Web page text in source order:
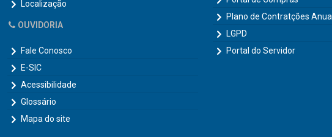
Localização
OUVIDORIA
Fale Conosco
E-SIC
Acessibilidade
Glossário
Mapa do site
Plano de Contratções Anual
LGPD
Portal do Servidor